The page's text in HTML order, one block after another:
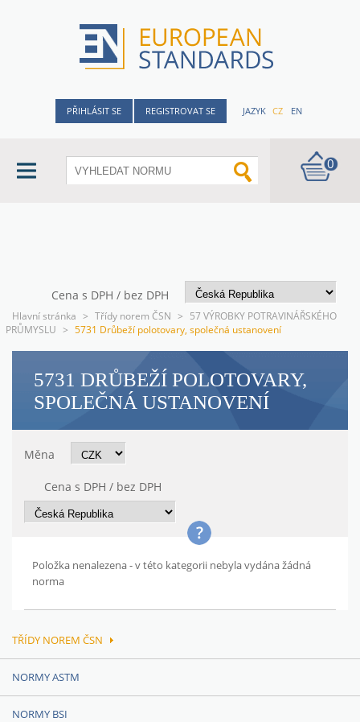
PŘIHLÁSIT SE REGISTROVAT SE JAZYK CZ EN
0
Cena s DPH / bez DPH
Hlavní stránka > Třídy norem ČSN > 57 VÝROBKY POTRAVINÁŘSKÉHO
PRŮMYSLU > 5731 Drůbeží polotovary, společná ustanovení
5731 DRŮBEŽÍ POLOTOVARY,
SPOLEČNÁ USTANOVENÍ
Měna
Cena s DPH / bez DPH
Položka nenalezena - v této kategorii nebyla vydána žádná
norma
TŘÍDY NOREM ČSN
NORMY ASTM
NORMY BSI